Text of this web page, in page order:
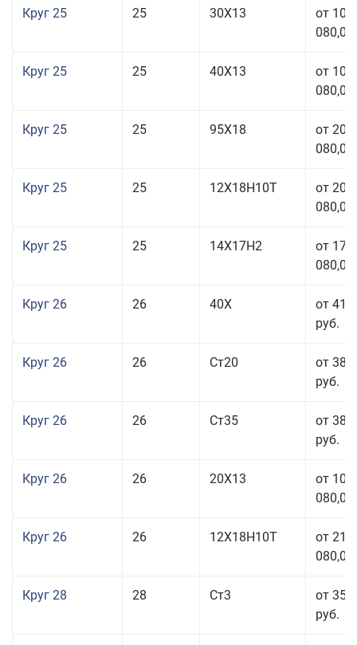
Круг 25 25 30Х13
от 103
080,00
Круг 25 25 40Х13
от 103
080,00
Круг 25 25 95Х18
от 208
080,00
Круг 25 25 12Х18Н10Т
от 208
080,00
Круг 25 25 14Х17Н2
от 179
080,00
Круг 26 26 40Х
от 41
руб.
Круг 26 26 Ст20
от 38
руб.
Круг 26 26 Ст35
от 38
руб.
Круг 26 26 20Х13
от 103
080,00
Круг 26 26 12Х18Н10Т
от 210
080,00
Круг 28 28 Ст3
от 35
руб.